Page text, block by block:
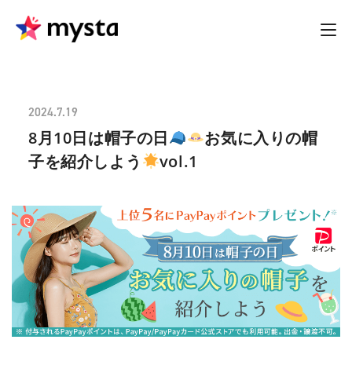
2024.7.19
8月10日は帽子の日
お気に入りの帽
子を紹介しよう
vol.1